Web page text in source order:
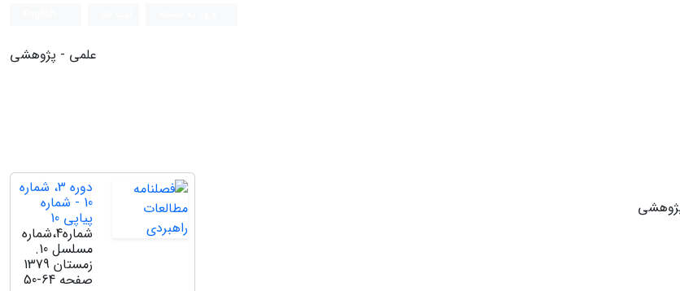
علمی - پژوهشی
دوره 3، شماره
10 - شماره
پیاپی 10
شماره4،شماره
مسلسل 10.
زمستان 1379
صفحه 50-64